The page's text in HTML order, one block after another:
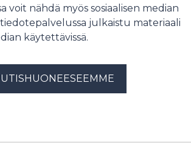
voit nähdä myös sosiaalisen median
tiedotepalvelussa julkaistu materiaali
käytettävissä.